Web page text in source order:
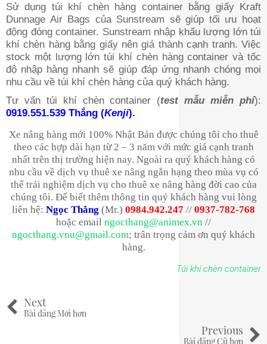
Sử dụng túi khí chèn hàng container bằng giấy Kraft
Dunnage Air Bags của Sunstream sẽ giúp tối ưu hoạt
động đóng container. Sunstream nhập khẩu lượng lớn túi
khí chèn hàng bằng giấy nên giá thành cạnh tranh. Việc
stock một lượng lớn túi khí chèn hàng container và tốc
độ nhập hàng nhanh sẽ giúp đáp ứng nhanh chóng mọi
nhu cầu về túi khí chèn hàng của quý khách hàng.
Tư vấn túi khí chèn container (test mẫu miễn phí):
0919.551.539 Thắng (Kenji).
Xe nâng hàng mới 100% Nhật Bản được chúng tôi cho thuê
theo các hợp dài hạn từ 2 – 3 năm với mức giá cạnh tranh
nhất trên thị trường hiện nay. Ngoài ra quý khách hàng có
nhu cầu về dịch vụ thuê xe nâng ngắn hạng theo mùa vụ có
thể trải nghiệm dịch vụ cho thuê xe nâng hàng đời cao của
chúng tôi. Để biết thêm thông tin quý khách hàng vui lòng
liên hệ: Ngọc Thắng (Mr.) 0984.942.247 // 0937-782-768
hoặc email ngocthang@animex.vn //
ngocthang.vnu@gmail.com; trân trọng cảm ơn quý khách
hàng.
Túi khí chèn container
Next
Bài đăng Mới hơn
Previous
Bài đăng Cũ hơn